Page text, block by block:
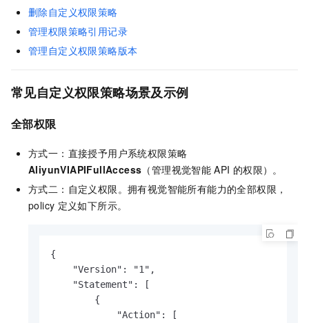
删除自定义权限策略
管理权限策略引用记录
管理自定义权限策略版本
常见自定义权限策略场景及示例
全部权限
方式一：直接授予用户系统权限策略
AliyunVIAPIFullAccess （管理视觉智能 API 的权限）。
方式二：自定义权限。拥有视觉智能所有能力的全部权限，
policy 定义如下所示。
{
    "Version": "1",
    "Statement": [
        {
            "Action": [